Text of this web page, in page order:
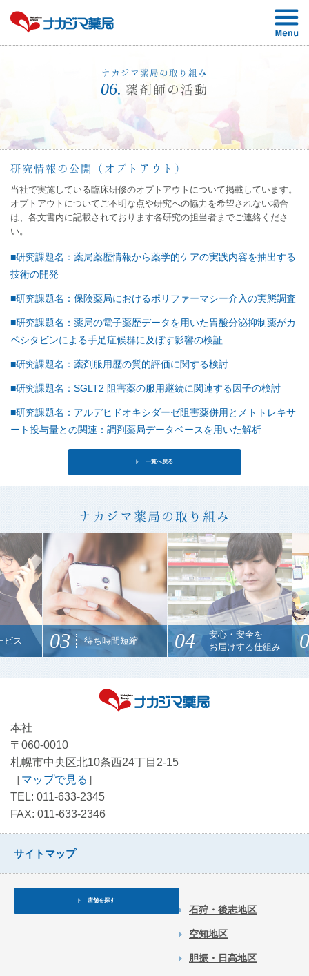
ナカジマ薬局の取り組み
06. 薬剤師の活動
研究情報の公開（オプトアウト）
当社で実施している臨床研修のオプトアウトについて掲載しています。
オプトアウトについてご不明な点や研究への協力を希望されない場合
は、各文書内に記載されております各研究の担当者までご連絡くださ
い。
■研究課題名：薬局薬歴情報から薬学的ケアの実践内容を抽出する
技術の開発
■研究課題名：保険薬局におけるポリファーマシー介入の実態調査
■研究課題名：薬局の電子薬歴データを用いた胃酸分泌抑制薬がカ
ペシタビンによる手足症候群に及ぼす影響の検証
■研究課題名：薬剤服用歴の質的評価に関する検討
■研究課題名：SGLT2 阻害薬の服用継続に関連する因子の検討
■研究課題名：アルデヒドオキシダーゼ阻害薬併用とメトトレキサ
ート投与量との関連：調剤薬局データベースを用いた解析
一覧へ戻る
ナカジマ薬局の取り組み
ス 03 待ち時間短縮 04
安心・安全を
お届けする仕組み
本社
〒060-0010
札幌市中央区北10条西24丁目2-15
［マップで見る ］
TEL: 011-633-2345
FAX: 011-633-2346
サイトマップ
店舗を探す
石狩・後志地区
空知地区
胆振・日高地区